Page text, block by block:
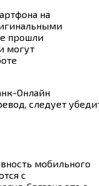
на
прошли
могут
следует
мобильного
с